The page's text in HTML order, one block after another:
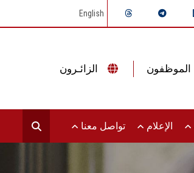
English
الإعلام تواصل معنا